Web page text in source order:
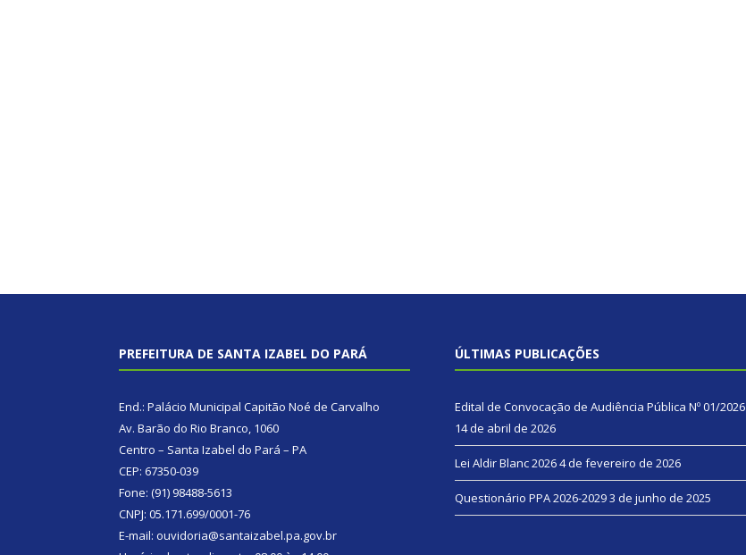
PREFEITURA DE SANTA IZABEL DO PARÁ
End.: Palácio Municipal Capitão Noé de Carvalho
Av. Barão do Rio Branco, 1060
Centro – Santa Izabel do Pará – PA
CEP: 67350-039
Fone: (91) 98488-5613
CNPJ: 05.171.699/0001-76
E-mail: ouvidoria@santaizabel.pa.gov.br
ÚLTIMAS PUBLICAÇÕES
Edital de Convocação de Audiência Pública Nº 01/2026
14 de abril de 2026
Lei Aldir Blanc 20264 de fevereiro de 2026
Questionário PPA 2026-20293 de junho de 2025